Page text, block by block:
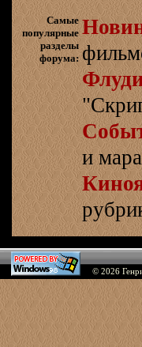
Самые
популярные
разделы
форума:
и
© 2026